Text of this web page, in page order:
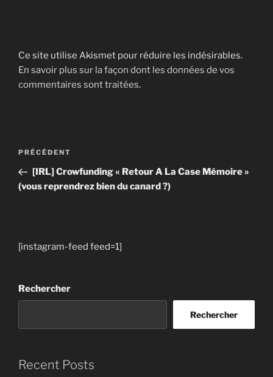
Ce site utilise Akismet pour réduire les indésirables.
En savoir plus sur la façon dont les données de vos
commentaires sont traitées.
Navigation
l’article
Article
précédent
PRÉCÉDENT
[IRL] Crowfunding « Retour A La Case Mémoire »
(vous reprendrez bien du canard ?)
[instagram-feed feed=1]
Rechercher
Rechercher
Recent Posts